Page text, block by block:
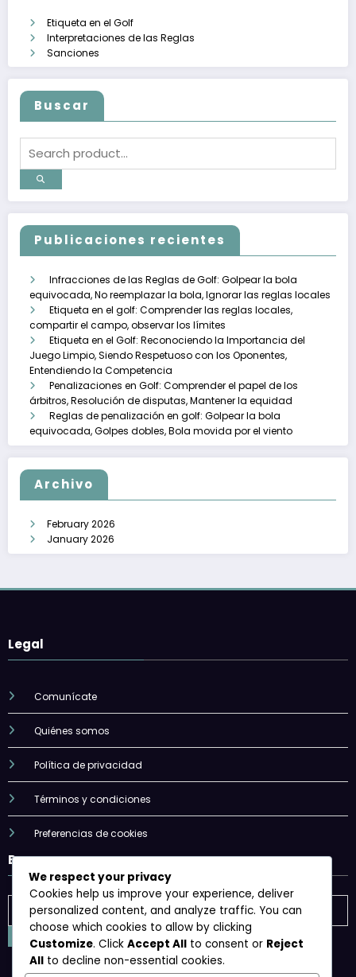
Etiqueta en el Golf
Interpretaciones de las Reglas
Sanciones
Buscar
Publicaciones recientes
Infracciones de las Reglas de Golf: Golpear la bola
equivocada, No reemplazar la bola, Ignorar las reglas locales
Etiqueta en el golf: Comprender las reglas locales,
compartir el campo, observar los límites
Etiqueta en el Golf: Reconociendo la Importancia del
Juego Limpio, Siendo Respetuoso con los Oponentes,
Entendiendo la Competencia
Penalizaciones en Golf: Comprender el papel de los
árbitros, Resolución de disputas, Mantener la equidad
Reglas de penalización en golf: Golpear la bola
equivocada, Golpes dobles, Bola movida por el viento
Archivo
February 2026
January 2026
Legal
Comunícate
Quiénes somos
Política de privacidad
Términos y condiciones
Preferencias de cookies
Buscar
We respect your privacy
Cookies help us improve your experience, deliver
personalized content, and analyze traffic. You can
choose which cookies to allow by clicking
Customize. Click Accept All to consent or Reject
All to decline non-essential cookies.